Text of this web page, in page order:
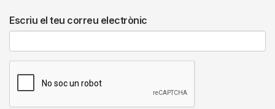
Escriu el teu correu electrònic